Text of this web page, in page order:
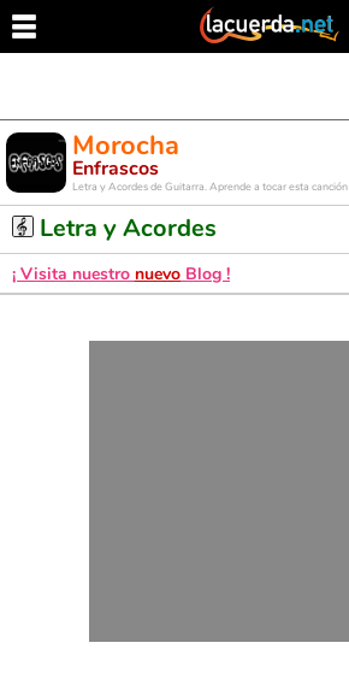
Morocha
Enfrascos
Letra y Acordes de Guitarra. Aprende a tocar esta canción
Letra y Acordes
¡ Visita nuestro nuevo Blog !